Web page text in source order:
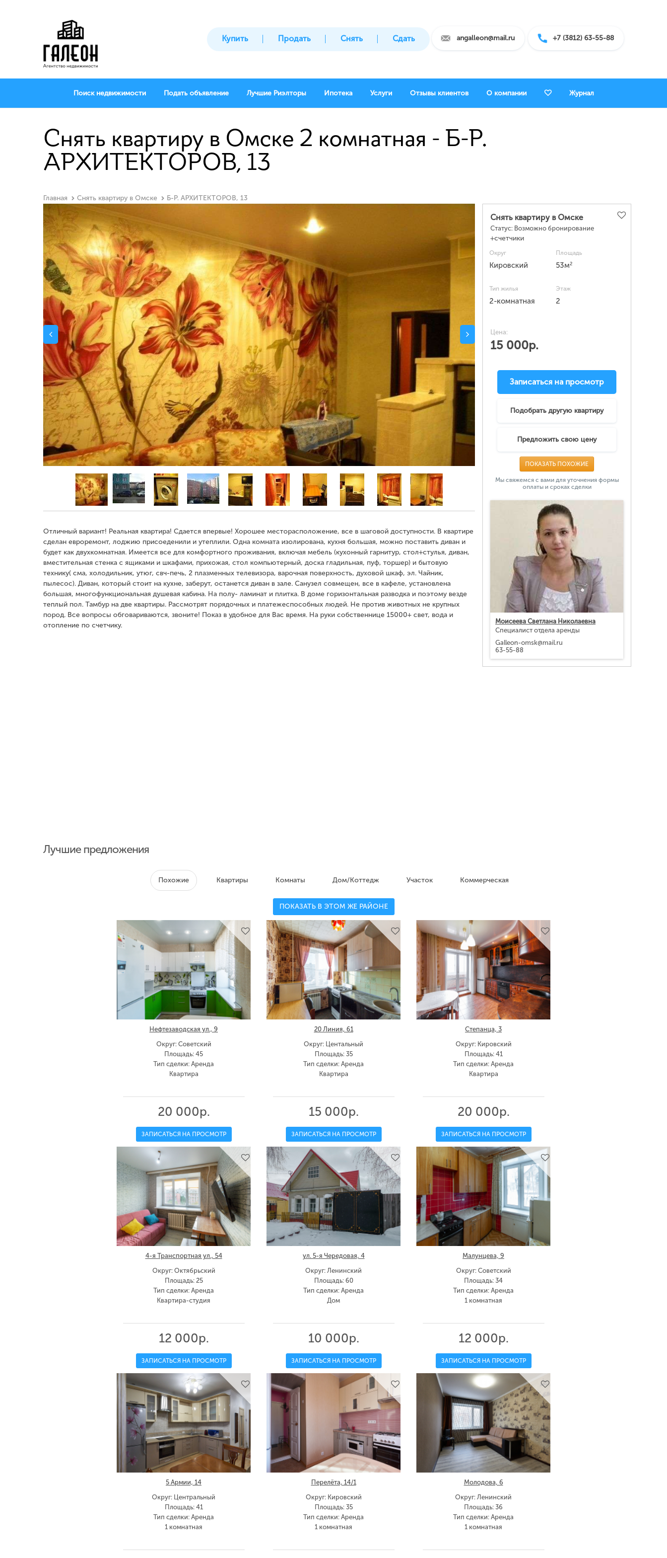
angalleon@mail.ru +7 (3812) 63-55-88
Купить Продать Снять Сдать
Поиск недвижимости Подать объявление Лучшие Риэлторы Ипотека Услуги Отзывы клиентов О компании Журнал
Снять квартиру в Омске 2 комнатная - Б-Р.
АРХИТЕКТОРОВ, 13
Главная Снять квартиру в Омске Б-Р. АРХИТЕКТОРОВ, 13
Отличный вариант! Реальная квартира! Сдается впервые! Хорошее месторасположение, все в шаговой доступности. В квартире
сделан евроремонт, лоджию присоеденили и утеплили. Одна комната изолирована, кухня большая, можно поставить диван и
будет как двухкомнатная. Имеется все для комфортного проживания, включая мебель (кухонный гарнитур, стол+стулья, диван,
вместительная стенка с ящиками и шкафами, прихожая, стол компьютерный, доска гладильная, пуф, торшер) и бытовую
технику( сма, холодильник, утюг, свч-печь, 2 плазменных телевизора, варочная поверхность, духовой шкаф, эл. Чайник,
пылесос). Диван, который стоит на кухне, заберут, останется диван в зале. Санузел совмещен, все в кафеле, установлена
большая, многофункциональная душевая кабина. На полу- ламинат и плитка. В доме горизонтальная разводка и поэтому везде
теплый пол. Тамбур на две квартиры. Рассмотрят порядочных и платежеспособных людей. Не против животных не крупных
пород. Все вопросы обговариваются, звоните! Показ в удобное для Вас время. На руки собственнице 15000+ свет, вода и
отопление по счетчику.
Снять квартиру в Омске
Статус: Возможно бронирование
+счетчики
Округ
Кировский
Площадь
53м2
Тип жилья
2-комнатная
Этаж
2
Цена:
15 000р.
Записаться на просмотр
Подобрать другую квартиру
Предложить свою цену
ПОКАЗАТЬ ПОХОЖИЕ
Мы свяжемся с вами для уточнения формы
оплаты и сроках сделки
Моисеева Светлана Николаевна
Специалист отдела аренды
Galleon-omsk@mail.ru
63-55-88
Лучшие предложения
Похожие Квартиры Комнаты Дом/Коттедж Участок Коммерческая
ПОКАЗАТЬ В ЭТОМ ЖЕ РАЙОНЕ
Нефтезаводская ул., 9
Округ: Советский
Площадь: 45
Тип сделки: Аренда
Квартира
20 000р.
ЗАПИСАТЬСЯ НА ПРОСМОТР
20 Линия, 61
Округ: Центальный
Площадь: 35
Тип сделки: Аренда
Квартира
15 000р.
ЗАПИСАТЬСЯ НА ПРОСМОТР
Степанца, 3
Округ: Кировский
Площадь: 41
Тип сделки: Аренда
Квартира
20 000р.
ЗАПИСАТЬСЯ НА ПРОСМОТР
4-я Транспортная ул., 54
Округ: Октябрьский
Площадь: 25
Тип сделки: Аренда
Квартира-студия
12 000р.
ЗАПИСАТЬСЯ НА ПРОСМОТР
ул. 5-я Чередовая, 4
Округ: Ленинский
Площадь: 60
Тип сделки: Аренда
Дом
10 000р.
ЗАПИСАТЬСЯ НА ПРОСМОТР
Малунцева, 9
Округ: Советский
Площадь: 34
Тип сделки: Аренда
1 комнатная
12 000р.
ЗАПИСАТЬСЯ НА ПРОСМОТР
5 Армии, 14
Округ: Центральный
Площадь: 41
Тип сделки: Аренда
1 комнатная
Перелёта, 14/1
Округ: Кировский
Площадь: 35
Тип сделки: Аренда
1 комнатная
Молодова, 6
Округ: Ленинский
Площадь: 36
Тип сделки: Аренда
1 комнатная